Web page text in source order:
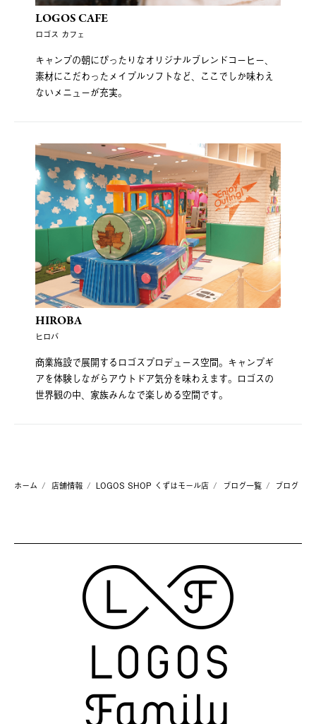
LOGOS CAFE
ロゴス カフェ
キャンプの朝にぴったりなオリジナルブレンドコーヒー、
素材にこだわったメイプルソフトなど、ここでしか味わえ
ないメニューが充実。
HIROBA
ヒロバ
商業施設で展開するロゴスプロデュース空間。キャンプギ
アを体験しながらアウトドア気分を味わえます。ロゴスの
世界観の中、家族みんなで楽しめる空間です。
ホーム 店舗情報 LOGOS SHOP くずはモール店 ブログ一覧 ブログ